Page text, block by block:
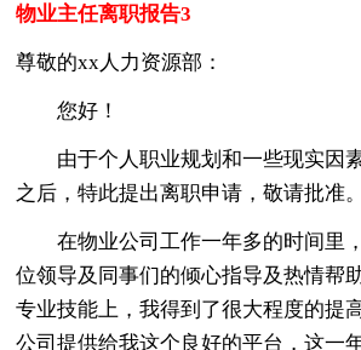
物业主任离职报告3
尊敬的xx人力资源部：
您好！
由于个人职业规划和一些现实因
之后，特此提出离职申请，敬请批准。
在物业公司工作一年多的时间里
位领导及同事们的倾心指导及热情帮
专业技能上，我得到了很大程度的提
公司提供给我这个良好的平台，这一